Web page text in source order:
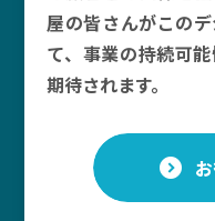
屋の皆さんがこの
て、事業の持続可
期待されます。